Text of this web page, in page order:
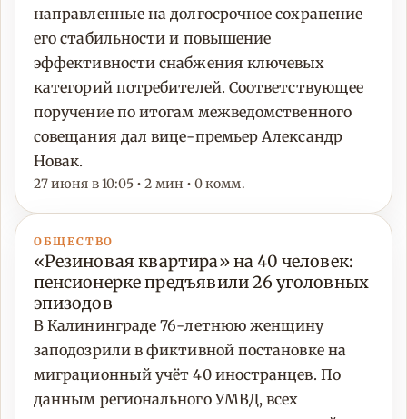
направленные на долгосрочное сохранение
его стабильности и повышение
эффективности снабжения ключевых
категорий потребителей. Соответствующее
поручение по итогам межведомственного
совещания дал вице-премьер Александр
Новак.
27 июня в 10:05 • 2 мин • 0 комм.
ОБЩЕСТВО
«Резиновая квартира» на 40 человек:
пенсионерке предъявили 26 уголовных
эпизодов
В Калининграде 76-летнюю женщину
заподозрили в фиктивной постановке на
миграционный учёт 40 иностранцев. По
данным регионального УМВД, всех